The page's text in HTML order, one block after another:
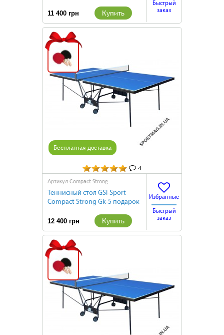
11 400 грн Купить
Быстрый
заказ
4
Бесплатная доставка
Артикул Compact Strong
Теннисный стол GSI-Sport
Compact Strong Gk-5 подарок
12 400 грн Купить
Избранные
Быстрый
заказ